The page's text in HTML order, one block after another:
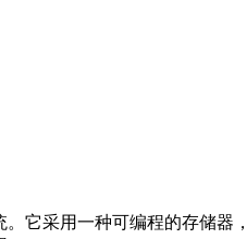
它采用一种可编程的存储